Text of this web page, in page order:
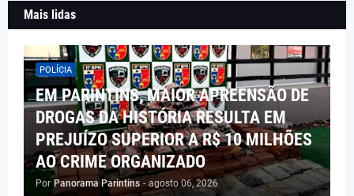
Mais lidas
POLÍCIA
EM PARINTINS, MAIOR APREENSÃO DE
DROGAS DA HISTÓRIA RESULTA EM
PREJUÍZO SUPERIOR A R$ 10 MILHÕES
AO CRIME ORGANIZADO
Por Panorama Parintins - agosto 06, 2026